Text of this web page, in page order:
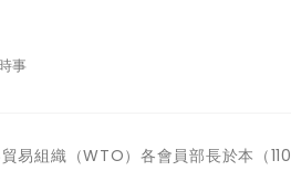
事
組織（WTO）各會員部長於本（